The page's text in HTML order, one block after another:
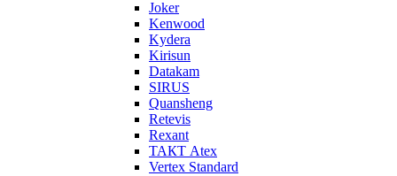
Joker
Kenwood
Kydera
Kirisun
Datakam
SIRUS
Quansheng
Retevis
Rexant
ТАКТ Atex
Vertex Standard